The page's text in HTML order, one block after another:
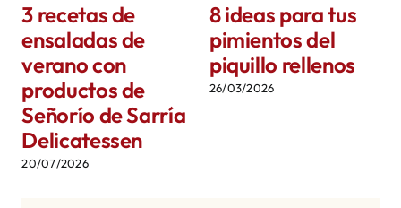
3 recetas de
ensaladas de
verano con
productos de
Señorío de Sarría
Delicatessen
20/07/2026
8 ideas para tus
pimientos del
piquillo rellenos
26/03/2026